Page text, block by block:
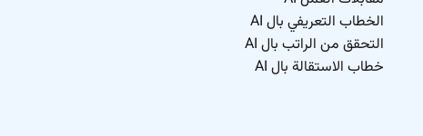
الخطاب التعريفي بال AI
التحقق من الراتب بال AI
خطاب الاستقالة بال AI